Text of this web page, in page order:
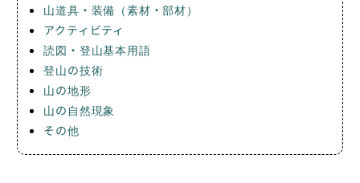
山道具・装備（素材・部材）
アクティビティ
読図・登山基本用語
登山の技術
山の地形
山の自然現象
その他